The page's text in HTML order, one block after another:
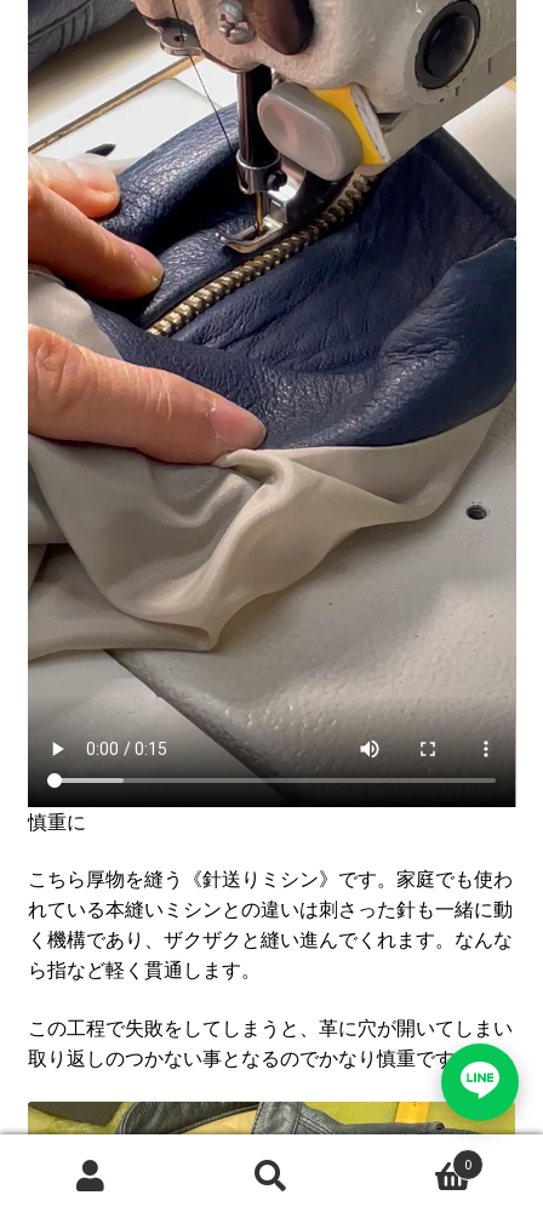
慎重に
こちら厚物を縫う《針送りミシン》です。家庭でも使わ
れている本縫いミシンとの違いは刺さった針も一緒に動
く機構であり、ザクザクと縫い進んでくれます。なんな
ら指など軽く貫通します。
この工程で失敗をしてしまうと、革に穴が開いてしまい
取り返しのつかない事となるのでかなり慎重です。
0